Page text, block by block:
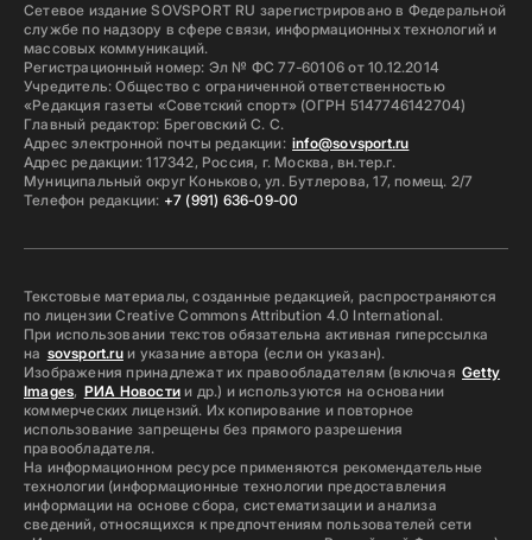
Сетевое издание SOVSPORT RU зарегистрировано в Федеральной
службе по надзору в сфере связи, информационных технологий и
массовых коммуникаций.
Регистрационный номер: Эл № ФС 77-60106 от 10.12.2014
Учредитель: Общество с ограниченной ответственностью
«Редакция газеты «Советский спорт» (ОГРН 5147746142704)
Главный редактор: Бреговский С. С.
Адрес электронной почты редакции: info@sovsport.ru
Адрес редакции: 117342, Россия, г. Москва, вн.тер.г.
Муниципальный округ Коньково, ул. Бутлерова, 17, помещ. 2/7
Телефон редакции: +7 (991) 636-09-00
Текстовые материалы, созданные редакцией, распространяются
по лицензии Creative Commons Attribution 4.0 International.
При использовании текстов обязательна активная гиперссылка
на sovsport.ruи указание автора (если он указан).
Изображения принадлежат их правообладателям (включая Getty
Images, РИА Новостии др.) и используются на основании
коммерческих лицензий. Их копирование и повторное
использование запрещены без прямого разрешения
правообладателя.
На информационном ресурсе применяются рекомендательные
технологии (информационные технологии предоставления
информации на основе сбора, систематизации и анализа
сведений, относящихся к предпочтениям пользователей сети